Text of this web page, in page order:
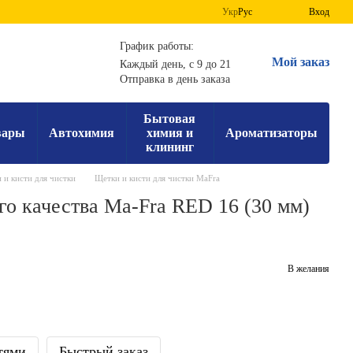
УкрРус Вход
График работы:
Каждый день, с 9 до 21
Отправка в день заказа
Мой заказ
Автохимия
Бытовая
химия и
клининг
Ароматизаторы
кисти для чистки Щетки и кисти для чистки MaFra
качества Ma-Fra RED 16 (30 мм)
В желания